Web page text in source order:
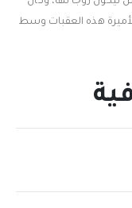
هذه العقبات وسط